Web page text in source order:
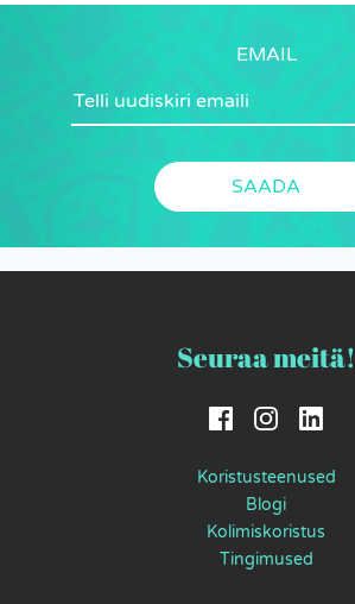
EMAIL
Seuraa meitä!
Koristusteenused
Blogi
Kolimiskoristus
Tingimused